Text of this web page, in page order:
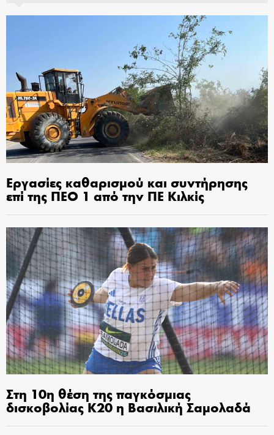
Εργασίες καθαρισμού και συντήρησης
επί της ΠΕΟ 1 από την ΠΕ Κιλκίς
Στη 10η θέση της παγκόσμιας
δισκοβολίας Κ20 η Βασιλική Σαμολαδά